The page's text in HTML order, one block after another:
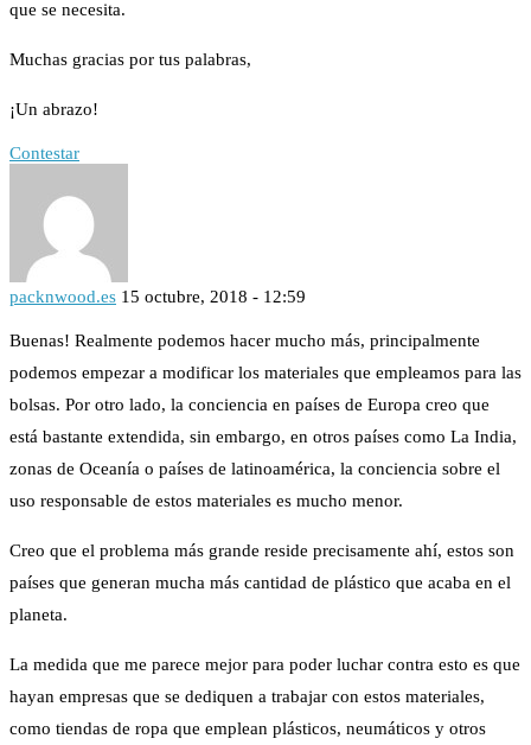
que se necesita.
Muchas gracias por tus palabras,
¡Un abrazo!
Contestar
packnwood.es 15 octubre, 2018 - 12:59
Buenas! Realmente podemos hacer mucho más, principalmente
podemos empezar a modificar los materiales que empleamos para las
bolsas. Por otro lado, la conciencia en países de Europa creo que
está bastante extendida, sin embargo, en otros países como La India,
zonas de Oceanía o países de latinoamérica, la conciencia sobre el
uso responsable de estos materiales es mucho menor.
Creo que el problema más grande reside precisamente ahí, estos son
países que generan mucha más cantidad de plástico que acaba en el
planeta.
La medida que me parece mejor para poder luchar contra esto es que
hayan empresas que se dediquen a trabajar con estos materiales,
como tiendas de ropa que emplean plásticos, neumáticos y otros